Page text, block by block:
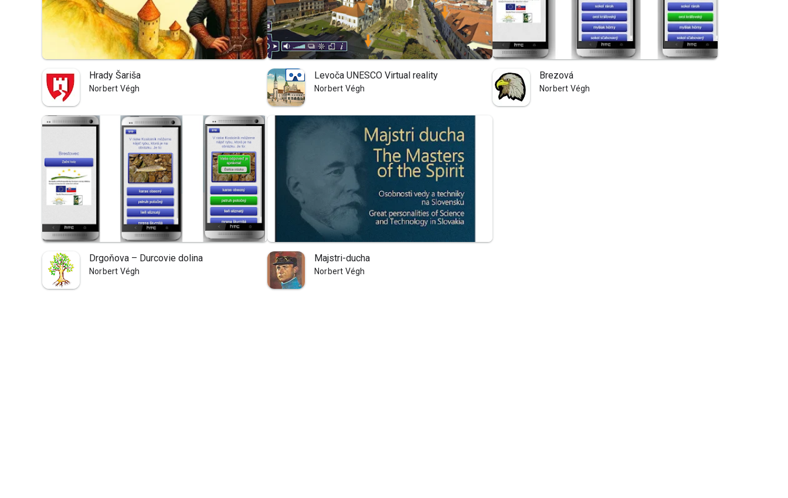
Hrady Šariša
Norbert Végh
Levoča UNESCO Virtual reality
Norbert Végh
Brezová
Norbert Végh
Drgoňova – Durcovie dolina
Norbert Végh
Majstri-ducha
Norbert Végh